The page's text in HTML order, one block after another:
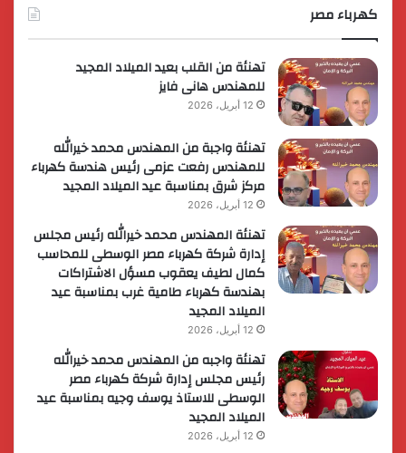
كهرباء مصر
تهنئة من القلب بعيد الميلاد المجيد
للمهندس هانى فايز
12 أبريل، 2026
تهنئة واجبة من المهندس محمد خيرالله
للمهندس رفعت عزمى رئيس هندسة كهرباء
مركز شرق بمناسبة عيد الميلاد المجيد
12 أبريل، 2026
تهنئة المهندس محمد خيرالله رئيس مجلس
إدارة شركة كهرباء مصر الوسطى للمحاسب
كمال لطيف يعقوب مسؤل الاشتراكات
بهندسة كهرباء طامية غرب بمناسبة عيد
الميلاد المجيد
12 أبريل، 2026
تهنئة واجبه من المهندس محمد خيرالله
رئيس مجلس إدارة شركة كهرباء مصر
الوسطى للاستاذ يوسف وجيه بمناسبة عيد
الميلاد المجيد
12 أبريل، 2026